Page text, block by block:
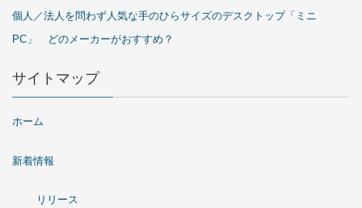
個人／法人を問わず人気な手のひらサイズのデスクトップ「ミニ
PC」 どのメーカーがおすすめ？
サイトマップ
ホーム
新着情報
リリース